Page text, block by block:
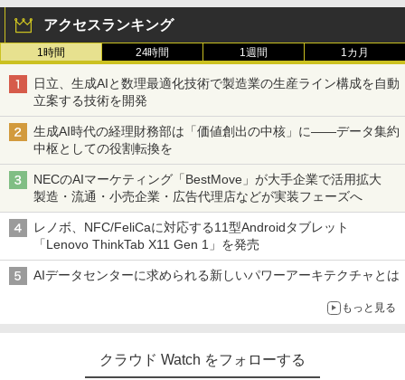
アクセスランキング
1時間 24時間 1週間 1カ月
日立、生成AIと数理最適化技術で製造業の生産ライン構成を自動
立案する技術を開発
生成AI時代の経理財務部は「価値創出の中核」に――データ集約
中枢としての役割転換を
NECのAIマーケティング「BestMove」が大手企業で活用拡大
製造・流通・小売企業・広告代理店などが実装フェーズへ
レノボ、NFC/FeliCaに対応する11型Androidタブレット
「Lenovo ThinkTab X11 Gen 1」を発売
AIデータセンターに求められる新しいパワーアーキテクチャとは
もっと見る
クラウド Watch をフォローする